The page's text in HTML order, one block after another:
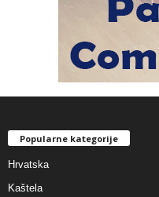
Popularne kategorije
Hrvatska
Kaštela